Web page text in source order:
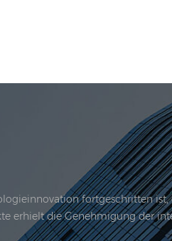
fortgeschritten
erhielt die Genehmigung der
für unser Unternehmen befindet